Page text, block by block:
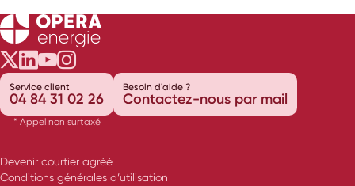
Opéra Énergie sur Twitter
Opéra Énergie sur LinkedIn
Opéra Énergie sur Youtube
Opéra Énergie sur Instagram
Service client
04 84 31 02 26
* Appel non surtaxé
Besoin d'aide ?
Contactez-nous par mail
Devenir courtier agréé
Conditions générales d’utilisation